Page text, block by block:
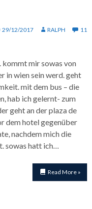
29/12/2017 RALPH
11
mir sowas von
in wien sein werd. geht
mit dem bus – die
hab ich gelernt- zum
geht an der plaza de
dem hotel gegenüber
nachdem mich die
sowas hatt ich…
Read More »